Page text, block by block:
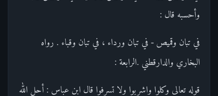
وأحسبه قال :
في تبان وقميص - في تبان ورداء ، في تبان وقباء . رواه
البخاري والدارقطني .الرابعة :
قوله تعالى وكلوا واشربوا ولا تسرفوا قال ابن عباس : أحل الله